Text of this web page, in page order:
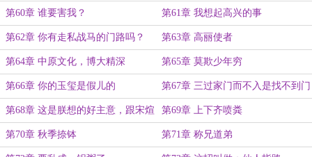
第60章 谁要害我？ 第61章 我想起高兴的事
第62章 你有走私战马的门路吗？ 第63章 高丽使者
第64章 中原文化，博大精深 第65章 莫欺少年穷
第66章 你的玉玺是假儿的 第67章 三过家门而不入是找不到门
吗？
第68章 这是朕想的好主意，跟宋煊
有什么干系？
第69章 上下齐喷粪
第70章 秋季捺钵 第71章 称兄道弟